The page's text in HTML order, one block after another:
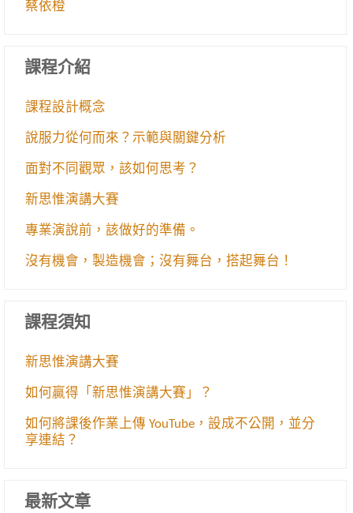
蔡依橙
課程介紹
課程設計概念
說服力從何而來？示範與關鍵分析
面對不同觀眾，該如何思考？
新思惟演講大賽
專業演說前，該做好的準備。
沒有機會，製造機會；沒有舞台，搭起舞台！
課程須知
新思惟演講大賽
如何贏得「新思惟演講大賽」？
如何將課後作業上傳 YouTube，設成不公開，並分
享連結？
最新文章